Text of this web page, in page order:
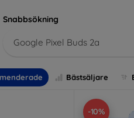
Snabbsökning
Google Pixel Buds 2a
Bästsäljare
-10%